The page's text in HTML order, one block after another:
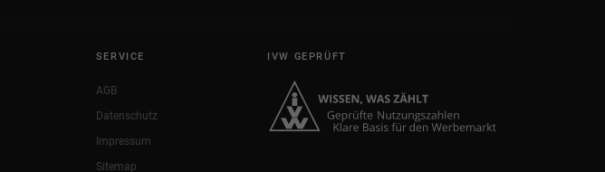
SERVICE
AGB
Datenschutz
Impressum
Sitemap
IVW GEPRÜFT